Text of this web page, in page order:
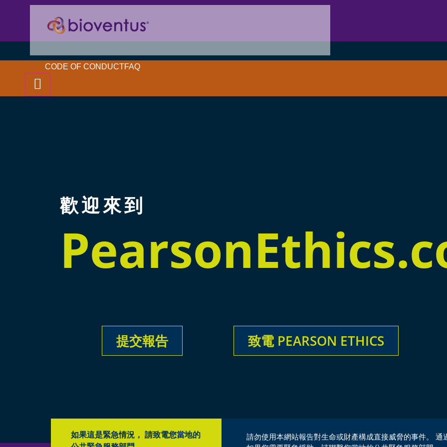
CODE OF CONDUCTFAQ
Hamburger Toggle Menu
歡迎來到
提交報告 致電 PEARSON ETHICS
如果這是緊急情況， 請致電您當地的
請勿使用本網站報告對生命或財產構成直接威脅的事件。